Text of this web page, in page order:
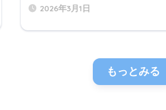
2026年3月1日
もっとみる